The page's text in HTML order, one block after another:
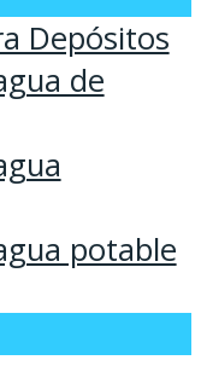
Depósitos
de
potable